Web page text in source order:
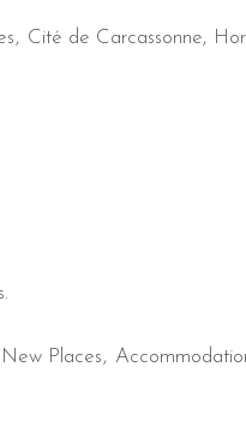
Cité de Carcassonne
New Places